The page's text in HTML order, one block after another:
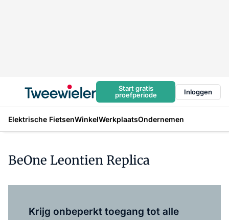
Start gratis
proefperiode
Inloggen
Elektrische FietsenWinkelWerkplaatsOndernemen
BeOne Leontien Replica
Krijg onbeperkt toegang tot alle